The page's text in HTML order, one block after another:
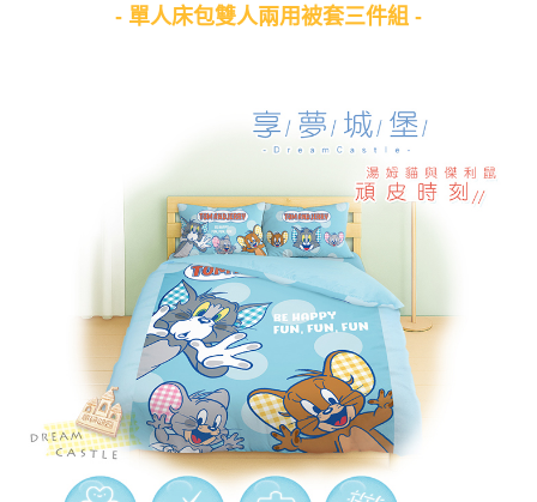
- 單人床包雙人兩用被套三件組 -